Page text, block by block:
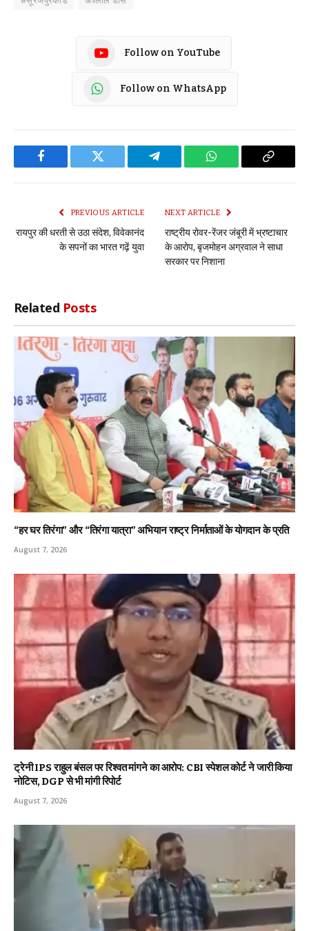
Follow on YouTube
Follow on WhatsApp
Facebook Twitter Telegram WhatsApp Copy
PREVIOUS ARTICLE
रायपुर की धरती से उठा संदेश, विवेकानंद
के सपनों का भारत गढ़ें युवा
NEXT ARTICLE
राष्ट्रीय रोवर-रेंजर जंबूरी में भ्रष्टाचार
के आरोप, बृजमोहन अग्रवाल ने साधा
सरकार पर निशाना
Related Posts
“हर घर तिरंगा” और “तिरंगा यात्रा” अभियान राष्ट्र निर्माताओं के योगदान के प्रति
August 7, 2026
ट्रेनी IPS राहुल बंसल पर रिश्वत मांगने का आरोप: CBI स्पेशल कोर्ट ने जारी किया
नोटिस, DGP से भी मांगी रिपोर्ट
August 7, 2026